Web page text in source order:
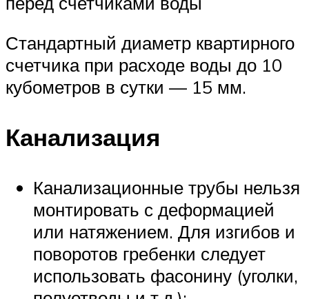
Стандартный диаметр квартирного
счетчика при расходе воды до 10
кубометров в сутки — 15 мм.
Канализация
Канализационные трубы нельзя
монтировать с деформацией
или натяжением. Для изгибов и
поворотов гребенки следует
использовать фасонину (уголки,